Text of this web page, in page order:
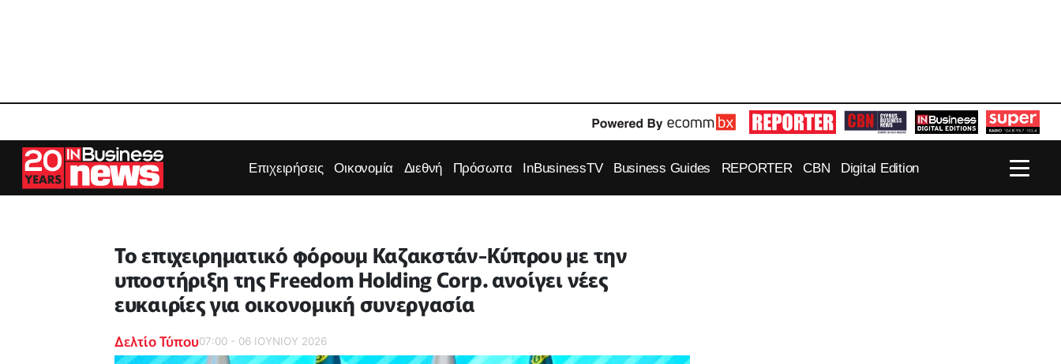
Επιχειρήσεις Οικονομία Διεθνή Πρόσωπα InBusinessTV Business Guides REPORTER CBN Digital Edition
Το επιχειρηματικό φόρουμ Καζακστάν-Κύπρου με την
υποστήριξη της Freedom Holding Corp. ανοίγει νέες
ευκαιρίες για οικονομική συνεργασία
Δελτίο Τύπου07:00 - 06 ΙΟΥΝΙΟΥ 2026